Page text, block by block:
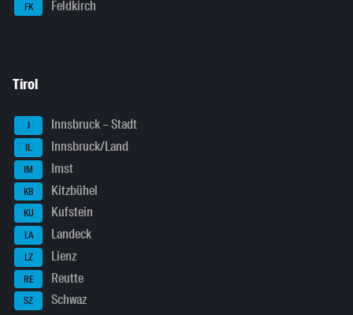
FK Feldkirch
Tirol
I Innsbruck – Stadt
IL Innsbruck/Land
IM Imst
KB Kitzbühel
KU Kufstein
LA Landeck
LZ Lienz
RE Reutte
SZ Schwaz